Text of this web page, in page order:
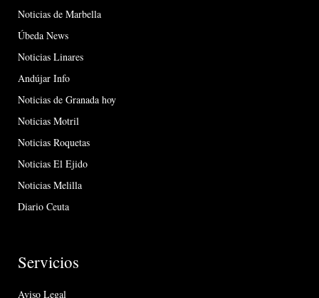
Noticias de Marbella
Úbeda News
Noticias Linares
Andújar Info
Noticias de Granada hoy
Noticias Motril
Noticias Roquetas
Noticias El Ejido
Noticias Melilla
Diario Ceuta
Servicios
Aviso Legal